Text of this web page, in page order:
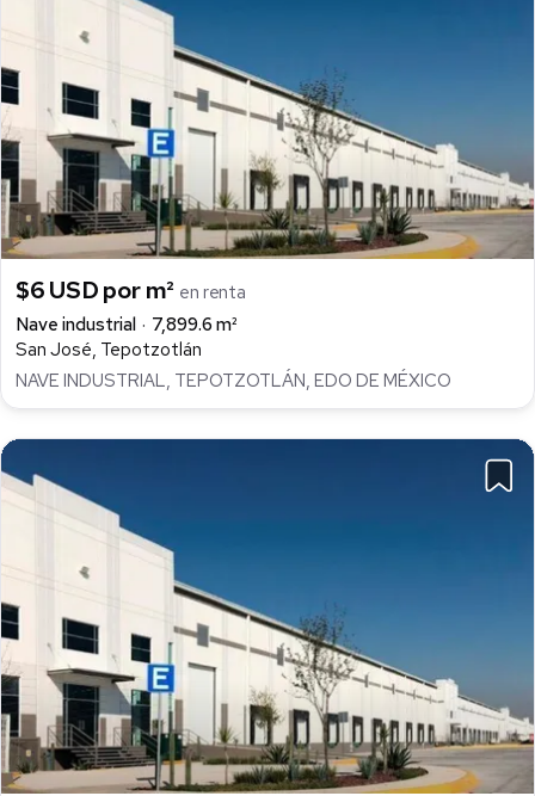
$6 USD por m² en renta
Nave industrial
7,899.6 m²
San José, Tepotzotlán
NAVE INDUSTRIAL, TEPOTZOTLÁN, EDO DE MÉXICO